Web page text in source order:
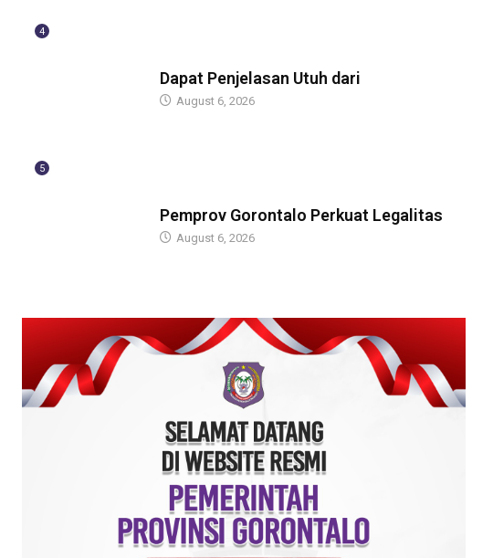
4
Dapat Penjelasan Utuh dari
August 6, 2026
5
Pemprov Gorontalo Perkuat Legalitas
August 6, 2026